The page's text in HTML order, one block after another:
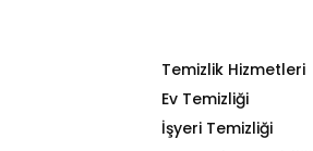
Temizlik Hizmetleri
Ev Temizliği
İşyeri Temizliği